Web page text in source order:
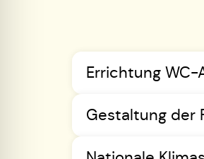
Errichtung WC-
Gestaltung der